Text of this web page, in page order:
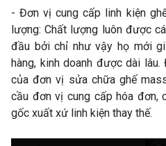
- Đơn vị cung cấp linh kiện
lượng: Chất lượng luôn được
đầu bởi chỉ như vậy họ mới
hàng, kinh doanh được dài
của đơn vị sửa chữa ghế
cầu đơn vị cung cấp hóa đơn,
gốc xuất xứ linh kiện thay thế.